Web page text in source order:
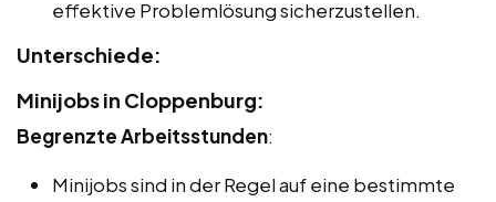
effektive Problemlösung sicherzustellen.
Unterschiede:
Minijobs in Cloppenburg:
Begrenzte Arbeitsstunden:
Minijobs sind in der Regel auf eine bestimmte